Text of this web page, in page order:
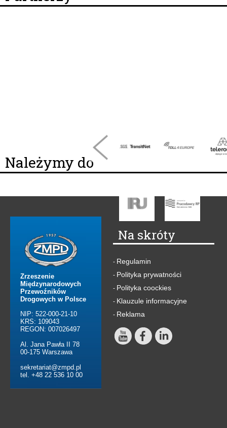
Należymy do
Zrzeszenie
Międzynarodowych
Przewoźników
Drogowych w Polsce
NIP: 522-000-21-10
KRS: 109043
REGON: 007026497
Al. Jana Pawła II 78
00-175 Warszawa
sekretariat@zmpd.pl
tel. +48 22 536 10 00
Na skróty
- Regulamin
- Polityka prywatności
- Polityka coockies
- Klauzule informacyjne
- Reklama